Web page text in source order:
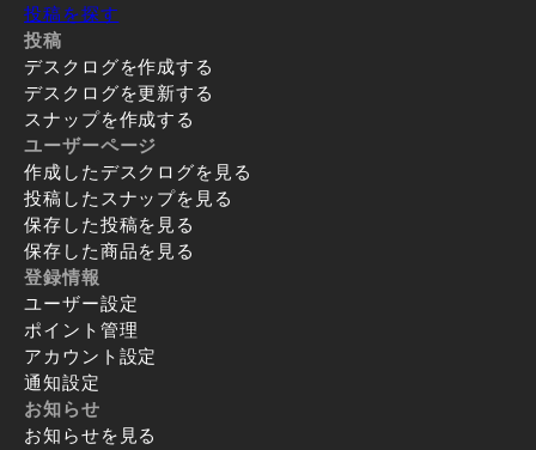
投稿を探す
投稿
デスクログを作成する
デスクログを更新する
スナップを作成する
ユーザーページ
作成したデスクログを見る
投稿したスナップを見る
保存した投稿を見る
保存した商品を見る
登録情報
ユーザー設定
ポイント管理
アカウント設定
通知設定
お知らせ
お知らせを見る